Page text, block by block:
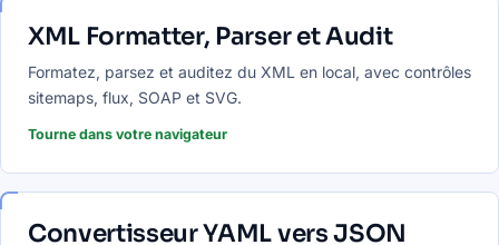
XML Formatter, Parser et Audit
Formatez, parsez et auditez du XML en local, avec contrôles
sitemaps, flux, SOAP et SVG.
Tourne dans votre navigateur
Convertisseur YAML vers JSON